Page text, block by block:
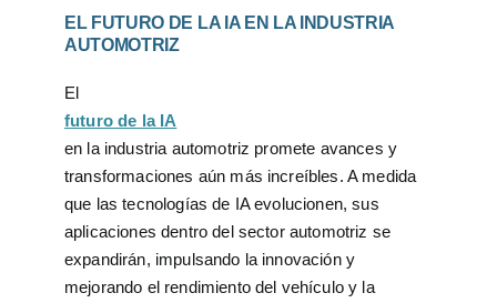
EL FUTURO DE LA IA EN LA INDUSTRIA
AUTOMOTRIZ
El
futuro de la IA
en la industria automotriz promete avances y
transformaciones aún más increíbles. A medida
que las tecnologías de IA evolucionen, sus
aplicaciones dentro del sector automotriz se
expandirán, impulsando la innovación y
mejorando el rendimiento del vehículo y la